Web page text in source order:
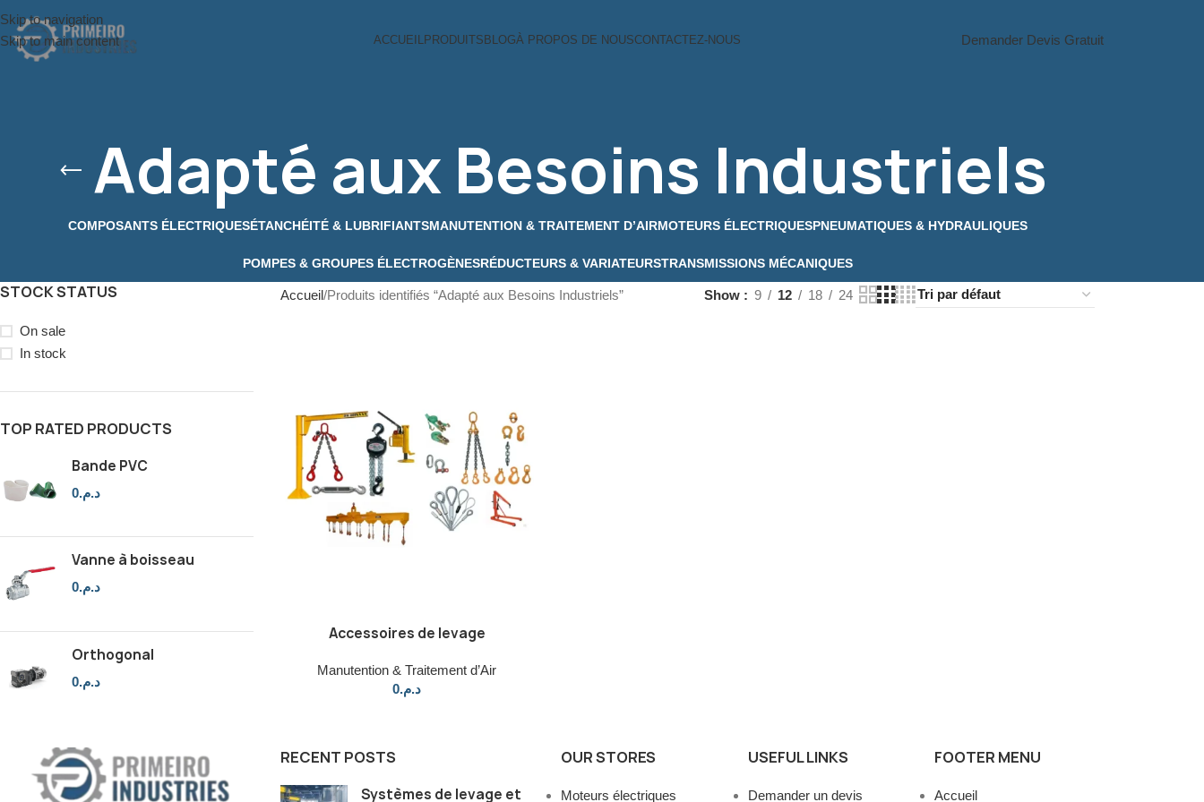
Skip to navigation
Skip to main content
ACCUEILPRODUITS BLOGÀ PROPOS DE NOUSCONTACTEZ-NOUS Demander Devis Gratuit
Adapté aux Besoins Industriels
COMPOSANTS ÉLECTRIQUESÉTANCHÉITÉ & LUBRIFIANTSMANUTENTION & TRAITEMENT D’AIRMOTEURS ÉLECTRIQUESPNEUMATIQUES & HYDRAULIQUES
POMPES & GROUPES ÉLECTROGÈNESRÉDUCTEURS & VARIATEURSTRANSMISSIONS MÉCANIQUES
STOCK STATUS
On sale
In stock
TOP RATED PRODUCTS
Bande PVC
د.م.0
Vanne à boisseau
د.م.0
Orthogonal
د.م.0
Accueil Produits identifiés “Adapté aux Besoins Industriels” Show 9 12 18 24
Accessoires de levage
Manutention & Traitement d’Air
د.م.0
RECENT POSTS
Systèmes de levage et
OUR STORES
Moteurs électriques
USEFUL LINKS
Demander un devis
FOOTER MENU
Accueil